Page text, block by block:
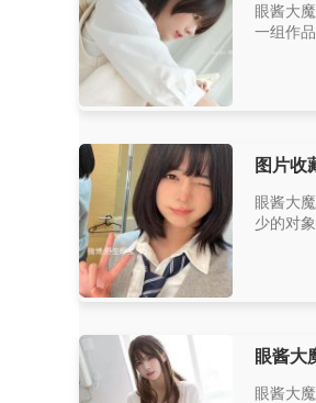
眼酱大
一组作
图片收
眼酱大
少的对
眼酱大
眼酱大